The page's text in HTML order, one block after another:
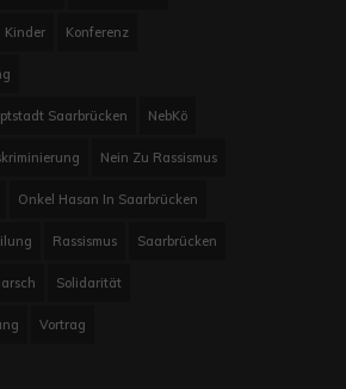
Kinder Konferenz
Saarbrücken NebKö
Nein Zu Rassismus
Onkel Hasan In Saarbrücken
Rassismus Saarbrücken
Solidarität
Vortrag